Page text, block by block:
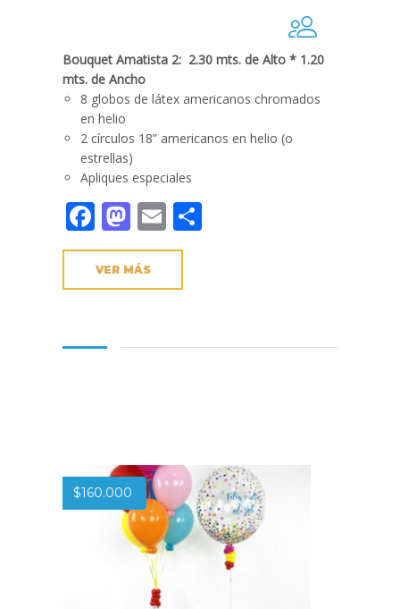
Bouquet Amatista 2: 2.30 mts. de Alto * 1.20
mts. de Ancho
8 globos de látex americanos chromados
en helio
2 círculos 18” americanos en helio (o
estrellas)
Apliques especiales
Facebook
Mastodon
Email
VER MÁS
$160.000